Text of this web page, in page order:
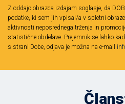
Z oddajo obrazca izdajam soglasje, da
podatke, ki sem jih vpisal/a v spletni
aktivnosti neposrednega trženja in
statistične obdelave. Prejemnik se lahko
s strani Dobe, odjava je možna na e-mail